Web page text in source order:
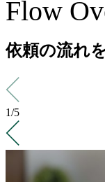
Flow
依頼の流れ
1/5